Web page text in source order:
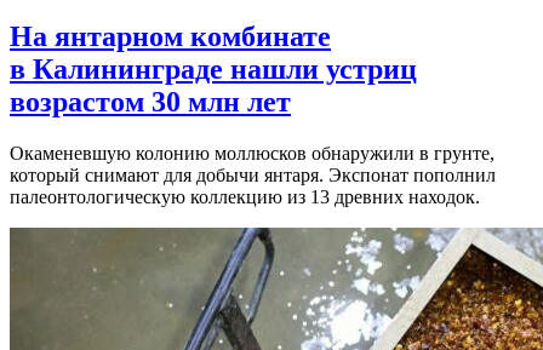
На янтарном комбинате
в Калининграде нашли устриц
возрастом 30 млн лет
Окаменевшую колонию моллюсков обнаружили в грунте,
который снимают для добычи янтаря. Экспонат пополнил
палеонтологическую коллекцию из 13 древних находок.